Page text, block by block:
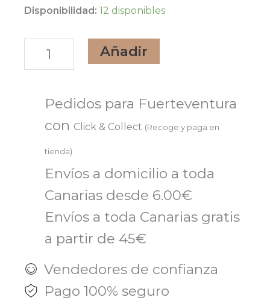
Disponibilidad: 12 disponibles
FCIA.
VIEJA
FLORAFLUID
JUNIOR
10X7ML
Añadir
Pedidos para Fuerteventura
con Click & Collect (Recoge y paga en
tienda)
Envíos a domicilio a toda
Canarias desde 6.00€
Envíos a toda Canarias gratis
a partir de 45€
Vendedores de confianza
Pago 100% seguro